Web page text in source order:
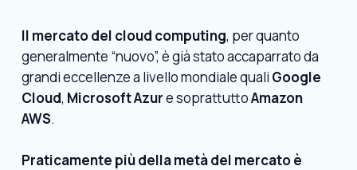
Il mercato del cloud computing, per quanto
generalmente “nuovo”, è già stato accaparrato da
grandi eccellenze a livello mondiale quali Google
Cloud, Microsoft Azure soprattuttoAmazon
AWS.
Praticamente più della metà del mercato è